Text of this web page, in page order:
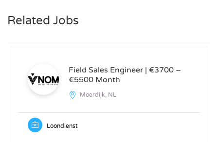
Related Jobs
Field Sales Engineer | €3700 –
€5500 Month
Moerdijk, NL
Loondienst